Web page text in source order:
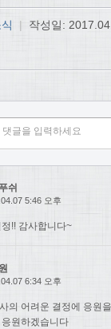
| 작성일:
쉬
5:46 오후
!! 감사합니다~
6:34 오후
의 어려운 결정에 응원
원하겠습니다